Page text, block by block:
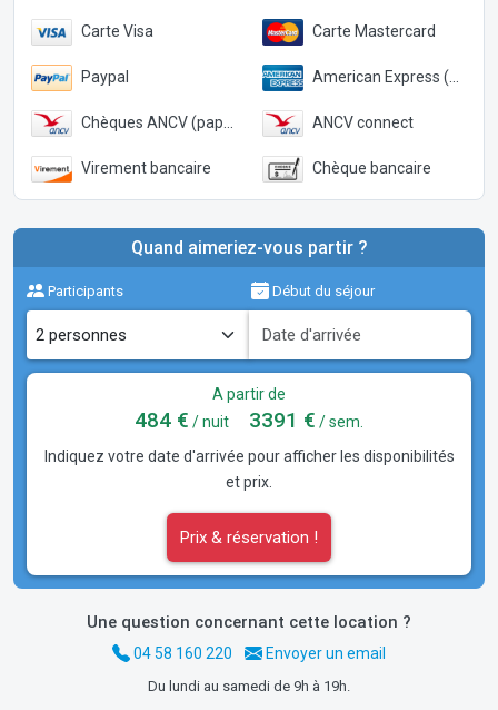
Carte Visa Carte Mastercard
Paypal American Express (Paypal)
Chèques ANCV (papier) ANCV connect
Virement bancaire Chèque bancaire
Quand aimeriez-vous partir ?
Participants Début du séjour
A partir de
484 € / nuit 3391 € / sem.
Indiquez votre date d'arrivée pour afficher les disponibilités
et prix.
Prix & réservation !
Une question concernant cette location ?
04 58 160 220 Envoyer un email
Du lundi au samedi de 9h à 19h.